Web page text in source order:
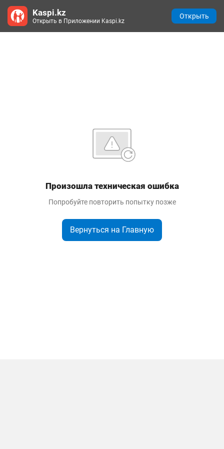
Произошла техническая ошибка
Попробуйте повторить попытку позже
Вернуться на Главную
Kaspi.kz
Открыть в Приложении Kaspi.kz
Открыть